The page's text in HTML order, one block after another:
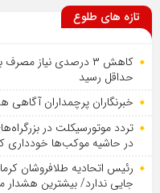
تازه های طلوع
کاهش ۳ درصدی نیاز
حداقل رسید
خبرنگاران پرچمداران آگاهی
تردد موتورسیکلت در
در حاشیه موکب‌ها خودداری
رئیس اتحادیه طلافروشان
جایی ندارد/ بیشترین هشدار